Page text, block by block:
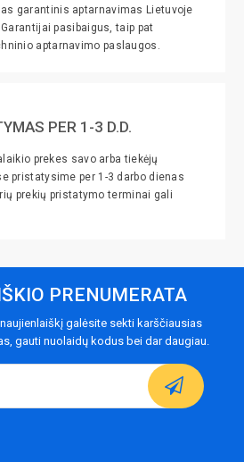
garantinis aptarnavimas Lietuvoje
pasibaigus, taip pat
aptarnavimo paslaugos.
PER 1-3 D.D.
prekes savo arba tiekėjų
pristatysime per 1-3 darbo dienas
prekių pristatymo terminai gali
PRENUMERATA
galėsite sekti karščiausias
gauti nuolaidų kodus bei dar daugiau.